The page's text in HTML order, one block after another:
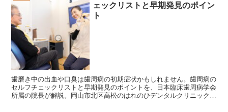
ェックリストと早期発見のポイン
ト
歯磨き中の出血や口臭は歯周病の初期症状かもしれません。歯周病の
セルフチェックリストと早期発見のポイントを、日本臨床歯周病学会
所属の院長が解説。岡山市北区高松のはれのひデンタルクリニックで